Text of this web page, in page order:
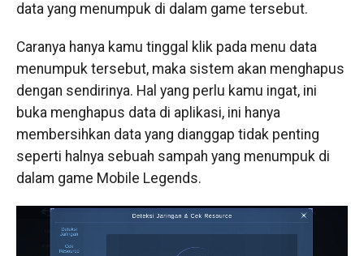
data yang menumpuk di dalam game tersebut.
Caranya hanya kamu tinggal klik pada menu data
menumpuk tersebut, maka sistem akan menghapus
dengan sendirinya. Hal yang perlu kamu ingat, ini
buka menghapus data di aplikasi, ini hanya
membersihkan data yang dianggap tidak penting
seperti halnya sebuah sampah yang menumpuk di
dalam game Mobile Legends.